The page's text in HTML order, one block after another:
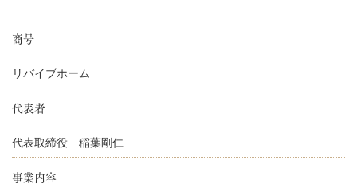
商号
リバイブホーム
代表者
代表取締役 稲葉剛仁
事業内容